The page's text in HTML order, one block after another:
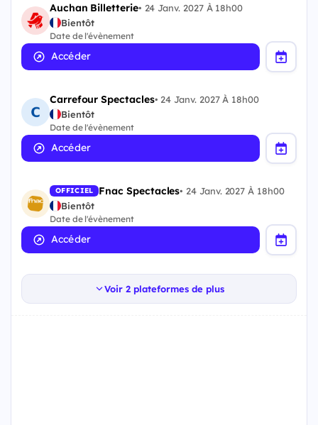
Auchan Billetterie• 24 Janv. 2027 À 18h00
Bientôt
Date de l'évènement
Accéder
Carrefour Spectacles• 24 Janv. 2027 À 18h00
Bientôt
Date de l'évènement
Accéder
OFFICIEL Fnac Spectacles• 24 Janv. 2027 À 18h00
Bientôt
Date de l'évènement
Accéder
Voir 2 plateformes de plus